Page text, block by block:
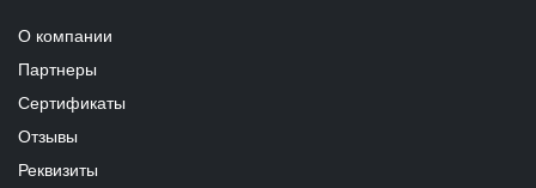
О компании
Партнеры
Сертификаты
Отзывы
Реквизиты